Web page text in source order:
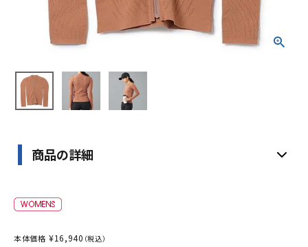
メルマガ登録
特定商取引法
商品の詳細
本体価格 ¥16,940 （税込）